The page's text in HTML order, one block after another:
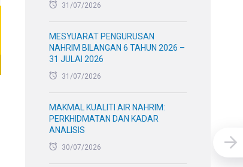
31/07/2026
MESYUARAT PENGURUSAN
NAHRIM BILANGAN 6 TAHUN 2026 –
31 JULAI 2026
31/07/2026
MAKMAL KUALITI AIR NAHRIM:
PERKHIDMATAN DAN KADAR
ANALISIS
30/07/2026